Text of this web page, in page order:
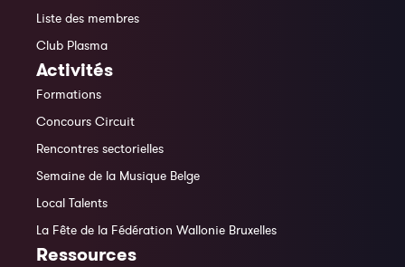
Liste des membres
Club Plasma
Activités
Formations
Concours Circuit
Rencontres sectorielles
Semaine de la Musique Belge
Local Talents
La Fête de la Fédération Wallonie Bruxelles
Ressources